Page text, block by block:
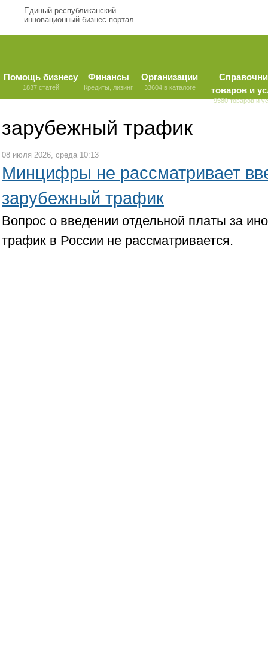
Единый республиканский
инновационный бизнес-портал
Помощь бизнесу
1837 статей
Финансы
Кредиты, лизинг
Организации
33604 в каталоге
товаров и
9580 товаров и
зарубежный трафик
08 июля 2026, среда 10:13
Минцифры не рассматривает
зарубежный трафик
Вопрос о введении отдельной платы за
трафик в России не рассматривается.